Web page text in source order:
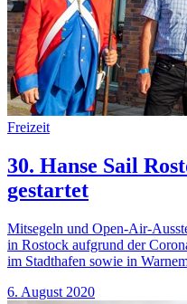
Freizeit
30. Hanse Sail
gestartet
Mitsegeln und Open-Air-
in Rostock aufgrund der
im Stadthafen sowie in
6. August 2020